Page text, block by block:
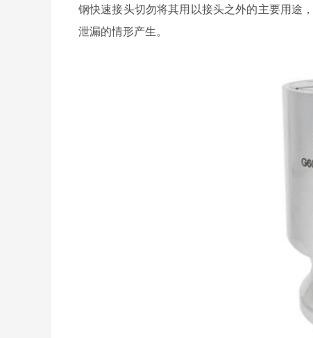
钢快速接头切勿将其用以接头之外的主要用途
泄漏的情形产生。